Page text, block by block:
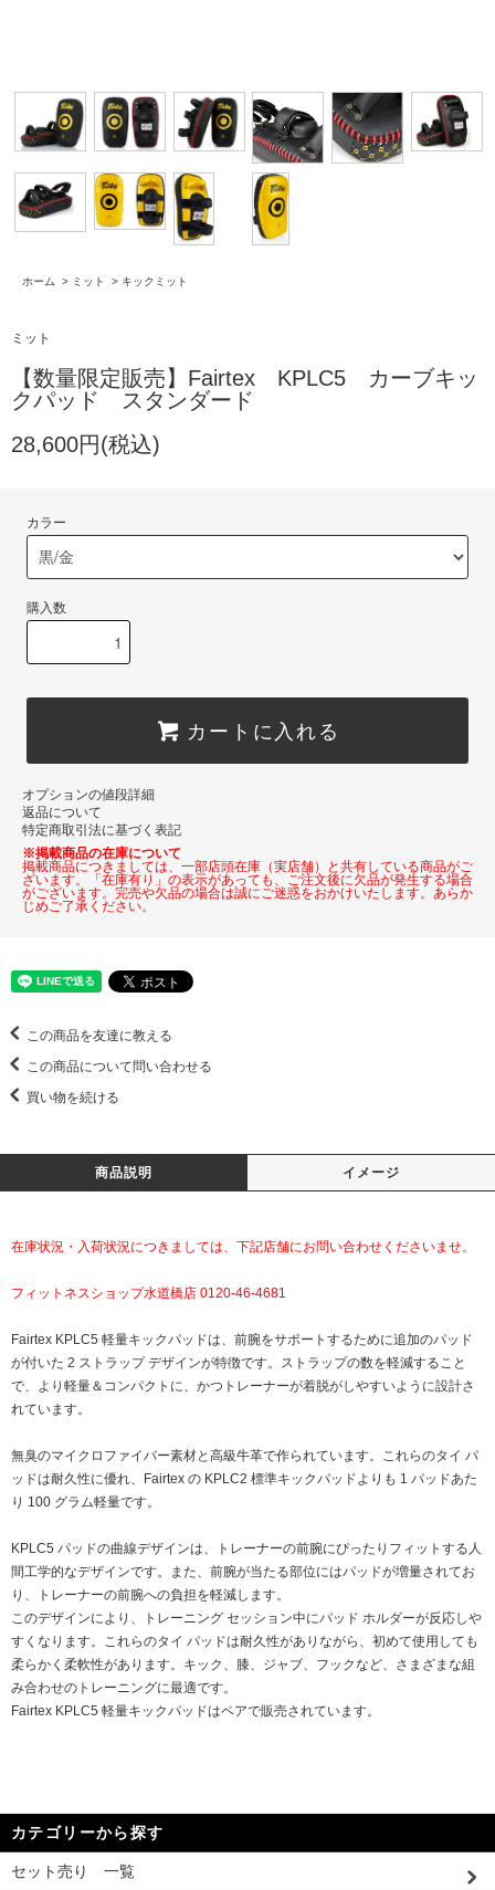
ホーム > ミット > キックミット
ミット
【数量限定販売】Fairtex KPLC5 カーブキッ
クパッド スタンダード
28,600円(税込)
カラー
購入数
カートに入れる
オプションの値段詳細
返品について
特定商取引法に基づく表記
※掲載商品の在庫について
掲載商品につきましては、一部店頭在庫（実店舗）と共有している商品がご
ざいます。「在庫有り」の表示があっても、ご注文後に欠品が発生する場合
がございます。完売や欠品の場合は誠にご迷惑をおかけいたします。あらか
じめご了承ください。
この商品を友達に教える
この商品について問い合わせる
買い物を続ける
商品説明 イメージ
在庫状況・入荷状況につきましては、下記店舗にお問い合わせくださいませ。
フィットネスショップ水道橋店 0120-46-4681
Fairtex KPLC5 軽量キックパッドは、前腕をサポートするために追加のパッド
が付いた 2 ストラップ デザインが特徴です。ストラップの数を軽減すること
で、より軽量＆コンパクトに、かつトレーナーが着脱がしやすいように設計さ
れています。
無臭のマイクロファイバー素材と高級牛革で作られています。これらのタイ パ
ッドは耐久性に優れ、Fairtex の KPLC2 標準キックパッドよりも 1 パッドあた
り 100 グラム軽量です。
KPLC5 パッドの曲線デザインは、トレーナーの前腕にぴったりフィットする人
間工学的なデザインです。また、前腕が当たる部位にはパッドが増量されてお
り、トレーナーの前腕への負担を軽減します。
このデザインにより、トレーニング セッション中にパッド ホルダーが反応しや
すくなります。これらのタイ パッドは耐久性がありながら、初めて使用しても
柔らかく柔軟性があります。キック、膝、ジャブ、フックなど、さまざまな組
み合わせのトレーニングに最適です。
Fairtex KPLC5 軽量キックパッドはペアで販売されています。
カテゴリーから探す
セット売り 一覧